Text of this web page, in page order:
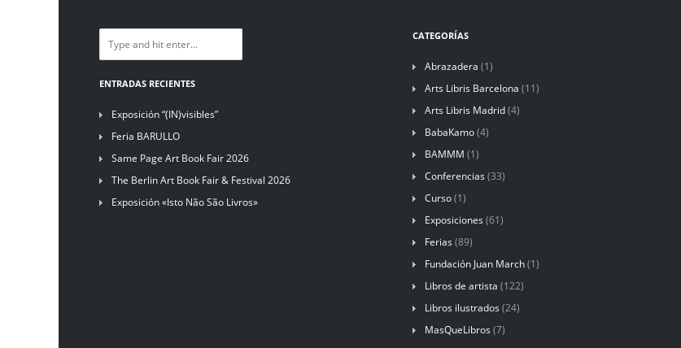
ENTRADAS RECIENTES
Exposición “(IN)visibles”
Feria BARULLO
Same Page Art Book Fair 2026
The Berlin Art Book Fair & Festival 2026
Exposición «Isto Não São Livros»
CATEGORÍAS
Abrazadera (1)
Arts Libris Barcelona (11)
Arts Libris Madrid(4)
BabaKamo(4)
BAMMM (1)
Conferencias (33)
Curso(1)
Exposiciones (61)
Ferias (89)
Fundación Juan March(1)
Libros de artista (122)
Libros ilustrados (24)
MasQueLibros (7)